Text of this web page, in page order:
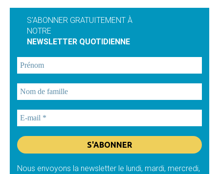
S'ABONNER GRATUITEMENT À
NOTRE
NEWSLETTER QUOTIDIENNE
Nous envoyons la newsletter le lundi, mardi, mercredi,